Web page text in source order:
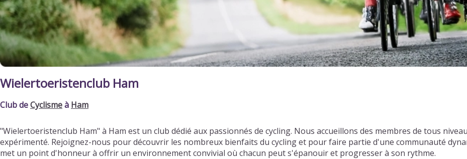
Wielertoeristenclub Ham
Club deCyclismeà Ham
"Wielertoeristenclub Ham" à Ham est un club dédié aux passionnés de cycling. Nous accueillons des membres de tous
expérimenté. Rejoignez-nous pour découvrir les nombreux bienfaits du cycling et pour faire partie d'une communauté
met un point d'honneur à offrir un environnement convivial où chacun peut s'épanouir et progresser à son rythme.